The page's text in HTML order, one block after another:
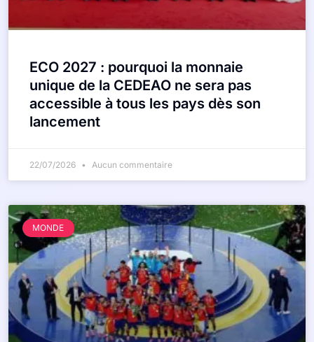
ECO 2027 : pourquoi la monnaie
unique de la CEDEAO ne sera pas
accessible à tous les pays dès son
lancement
22/07/2026 Aucun commentaire
MONDE